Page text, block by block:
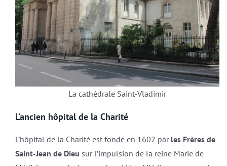
La cathédrale Saint-Vladimir
L’ancien hôpital de la Charité
L’hôpital de la Charité est fondé en 1602 par les Frères de
Saint-Jean de Dieu sur l’impulsion de la reine Marie de